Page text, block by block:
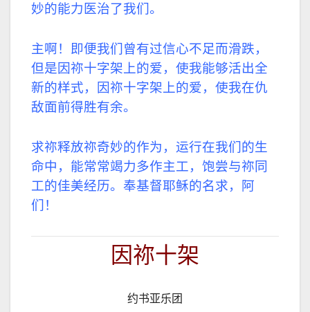
妙的能力医治了我们。
主啊！即便我们曾有过信心不足而滑跌，
但是因祢十字架上的爱，使我能够活出全
新的样式，因祢十字架上的爱，使我在仇
敌面前得胜有余。
求祢释放祢奇妙的作为，运行在我们的生
命中，能常常竭力多作主工，饱尝与祢同
工的佳美经历。奉基督耶稣的名求，阿
们！
因祢十架
约书亚乐团